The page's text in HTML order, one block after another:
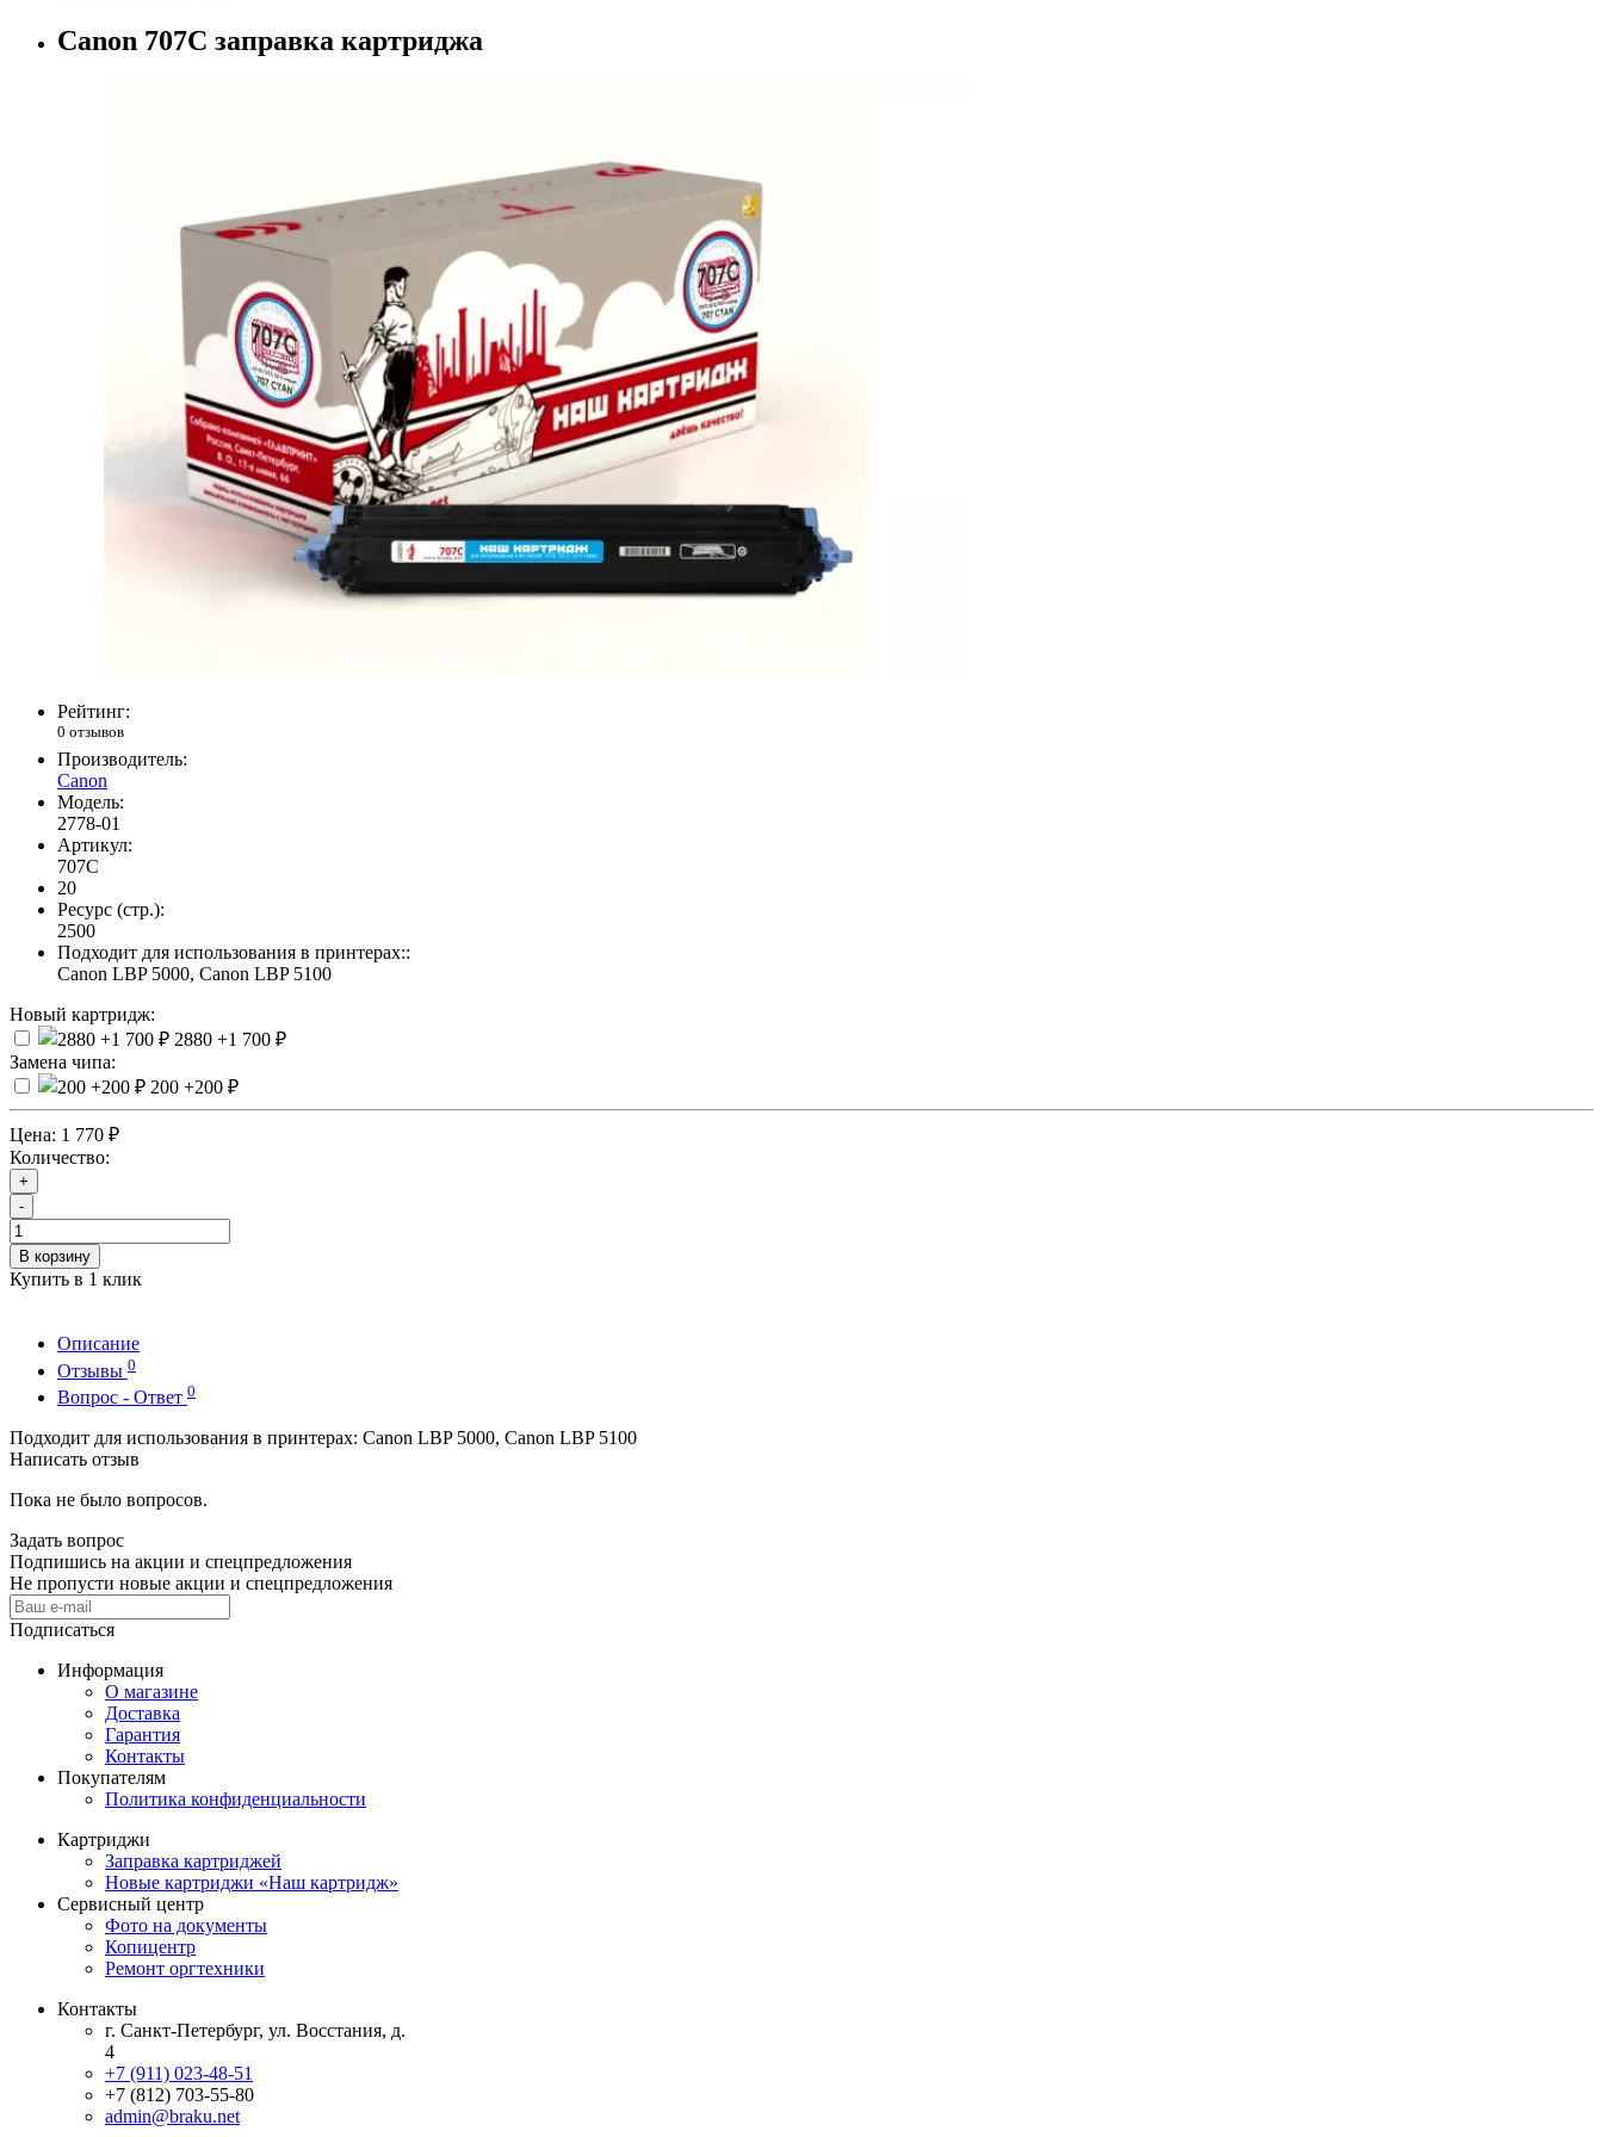
Canon 707C заправка картриджа
Рейтинг:
0 отзывов
Производитель:
Canon
Модель:
2778-01
Артикул:
707C
20
Ресурс (стр.):
2500
Подходит для использования в принтерах::
Canon LBP 5000, Canon LBP 5100
Новый картридж:
2880 +1 700 ₽
Замена чипа:
200 +200 ₽
Цена: 1 770 ₽
Количество:
+
-
В корзину
Купить в 1 клик
Описание
Отзывы 0
Вопрос - Ответ 0
Подходит для использования в принтерах: Canon LBP 5000, Canon LBP 5100
Написать отзыв
Пока не было вопросов.
Задать вопрос
Подпишись на акции и спецпредложения
Не пропусти новые акции и спецпредложения
Подписаться
Информация
О магазине
Доставка
Гарантия
Контакты
Покупателям
Политика конфиденциальности
Картриджи
Заправка картриджей
Новые картриджи «Наш картридж»
Сервисный центр
Фото на документы
Копицентр
Ремонт оргтехники
Контакты
г. Санкт-Петербург, ул. Восстания, д.
4
+7 (911) 023-48-51
+7 (812) 703-55-80
admin@braku.net